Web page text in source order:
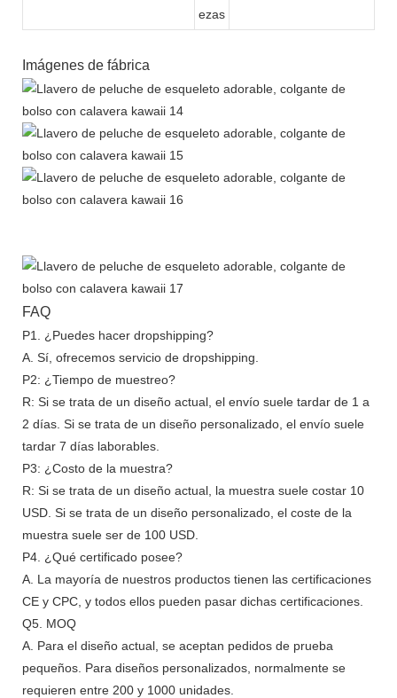
ezas
Imágenes de fábrica
FAQ
P1. ¿Puedes hacer dropshipping?
A. Sí, ofrecemos servicio de dropshipping.
P2: ¿Tiempo de muestreo?
R: Si se trata de un diseño actual, el envío suele tardar de 1 a
2 días. Si se trata de un diseño personalizado, el envío suele
tardar 7 días laborables.
P3: ¿Costo de la muestra?
R: Si se trata de un diseño actual, la muestra suele costar 10
USD. Si se trata de un diseño personalizado, el coste de la
muestra suele ser de 100 USD.
P4. ¿Qué certificado posee?
A. La mayoría de nuestros productos tienen las certificaciones
CE y CPC, y todos ellos pueden pasar dichas certificaciones.
Q5. MOQ
A. Para el diseño actual, se aceptan pedidos de prueba
pequeños. Para diseños personalizados, normalmente se
requieren entre 200 y 1000 unidades.